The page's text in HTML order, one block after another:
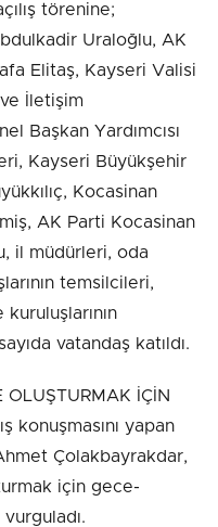
törenine;
Uraloğlu, AK
Elitaş, Kayseri Valisi
İletişim
Başkan Yardımcısı
Kayseri Büyükşehir
Kocasinan
AK Parti Kocasinan
il müdürleri, oda
temsilcileri,
vatandaş katıldı.
OLUŞTURMAK İÇİN
konuşmasını yapan
Çolakbayrakdar,
için gece-
vurguladı.